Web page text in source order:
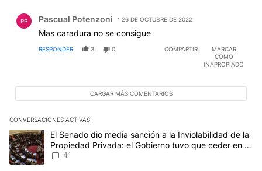
PP Pascual Potenzoni 26 DE OCTUBRE DE 2022
Mas caradura no se consigue
RESPONDER 3 0 COMPARTIR
MARCAR
COMO
INAPROPIADO
CARGAR MÁS COMENTARIOS
CONVERSACIONES ACTIVAS
Este listado muestra los artículos con más comentarios en los
Un artículo de tendencia con el título "El Senado dio media
El Senado dio media sanción a la Inviolabilidad de la
Propiedad Privada: el Gobierno tuvo que ceder en la
Ley del Manejo del Fuego
41